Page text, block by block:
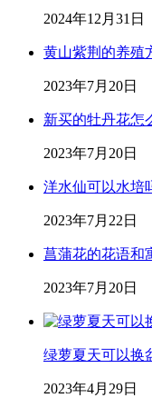
2024年12月31日
黄山紫荆的养殖
2023年7月20日
新买的牡丹花怎
2023年7月20日
洋水仙可以水培
2023年7月22日
菖蒲花的花语和
2023年7月20日
绿萝夏天可以换
2023年4月29日